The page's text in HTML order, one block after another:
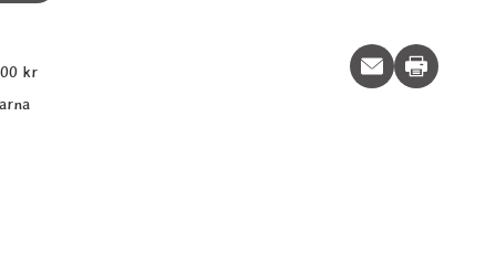
kr Print this